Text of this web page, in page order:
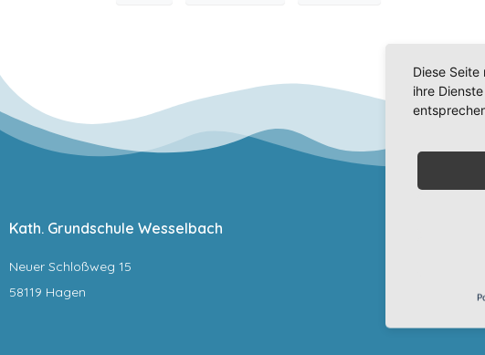
Kath. Grundschule Wesselbach
Neuer Schloßweg 15
58119 Hagen
Diese
ihre